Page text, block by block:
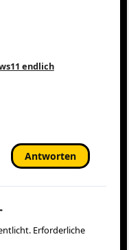
endlich
Antworten
Erforderliche